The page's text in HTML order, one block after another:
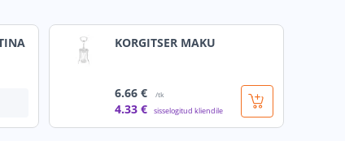
KORGITSER MAKU
6.66 € /tk
4.33 € sisselogitud kliendile